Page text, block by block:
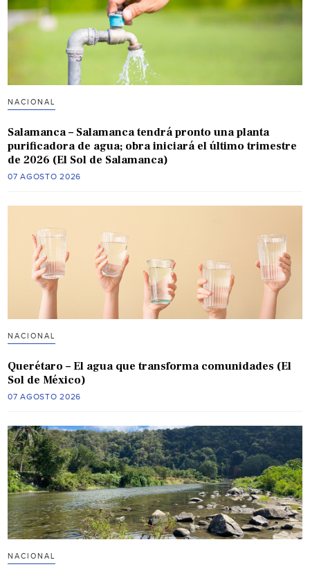
NACIONAL
Salamanca – Salamanca tendrá pronto una planta
purificadora de agua; obra iniciará el último trimestre
de 2026 (El Sol de Salamanca)
07 AGOSTO 2026
NACIONAL
Querétaro – El agua que transforma comunidades (El
Sol de México)
07 AGOSTO 2026
NACIONAL